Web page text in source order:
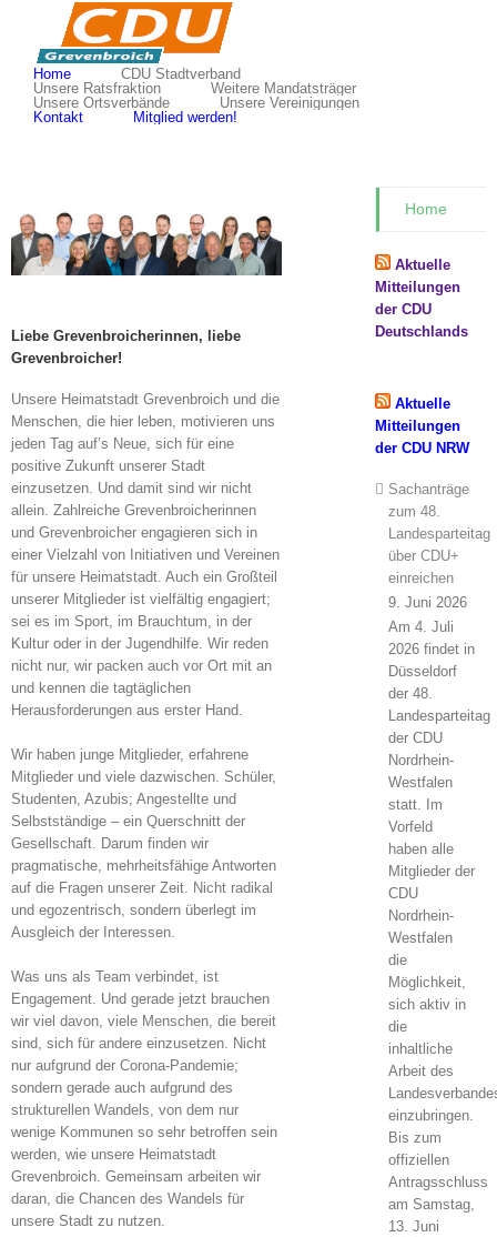
springen
Home
CDU Stadtverband
Unsere Ratsfraktion
Weitere Mandatsträger
Unsere Ortsverbände
Unsere Vereinigungen
Kontakt
Mitglied werden!
Liebe Grevenbroicherinnen, liebe
Grevenbroicher!
Unsere Heimatstadt Grevenbroich und die
Menschen, die hier leben, motivieren uns
jeden Tag auf’s Neue, sich für eine
positive Zukunft unserer Stadt
einzusetzen. Und damit sind wir nicht
allein. Zahlreiche Grevenbroicherinnen
und Grevenbroicher engagieren sich in
einer Vielzahl von Initiativen und Vereinen
für unsere Heimatstadt. Auch ein Großteil
unserer Mitglieder ist vielfältig engagiert;
sei es im Sport, im Brauchtum, in der
Kultur oder in der Jugendhilfe. Wir reden
nicht nur, wir packen auch vor Ort mit an
und kennen die tagtäglichen
Herausforderungen aus erster Hand.
Wir haben junge Mitglieder, erfahrene
Mitglieder und viele dazwischen. Schüler,
Studenten, Azubis; Angestellte und
Selbstständige – ein Querschnitt der
Gesellschaft. Darum finden wir
pragmatische, mehrheitsfähige Antworten
auf die Fragen unserer Zeit. Nicht radikal
und egozentrisch, sondern überlegt im
Ausgleich der Interessen.
Was uns als Team verbindet, ist
Engagement. Und gerade jetzt brauchen
wir viel davon, viele Menschen, die bereit
sind, sich für andere einzusetzen. Nicht
nur aufgrund der Corona-Pandemie;
sondern gerade auch aufgrund des
strukturellen Wandels, von dem nur
wenige Kommunen so sehr betroffen sein
werden, wie unsere Heimatstadt
Grevenbroich. Gemeinsam arbeiten wir
daran, die Chancen des Wandels für
unsere Stadt zu nutzen.
Home
Aktuelle
Mitteilungen
der CDU
Deutschlands
Aktuelle
Mitteilungen
der CDU NRW
Sachanträge
zum 48.
Landesparteitag
über CDU+
einreichen
9. Juni 2026
Am 4. Juli
2026 findet in
Düsseldorf
der 48.
Landesparteitag
der CDU
Nordrhein-
Westfalen
statt. Im
Vorfeld
haben alle
Mitglieder der
CDU
Nordrhein-
Westfalen
die
Möglichkeit,
sich aktiv in
die
inhaltliche
Arbeit des
einzubringen.
Bis zum
offiziellen
Antragsschluss
am Samstag,
13. Juni